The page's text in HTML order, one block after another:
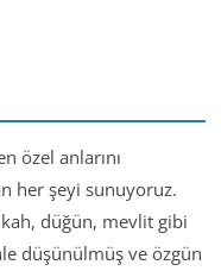
özel anlarını
her şeyi sunuyoruz.
düğün, mevlit gibi
düşünülmüş ve özgün